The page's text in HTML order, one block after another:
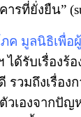
ที่ยั่งยืน”
มูลนิธิเพื่อ
รับเรื่องร้
รวมถึงเรื่
องจากปั